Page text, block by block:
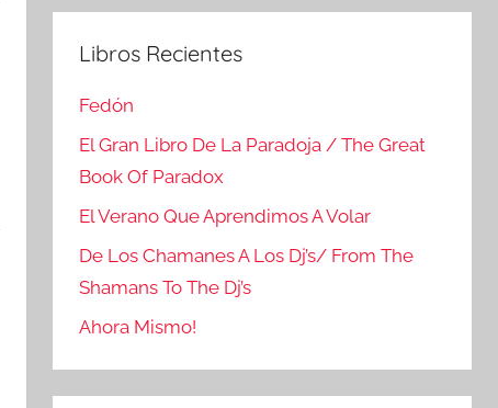
Libros Recientes
Fedón
El Gran Libro De La Paradoja / The Great
Book Of Paradox
El Verano Que Aprendimos A Volar
De Los Chamanes A Los Dj’s/ From The
Shamans To The Dj’s
Ahora Mismo!